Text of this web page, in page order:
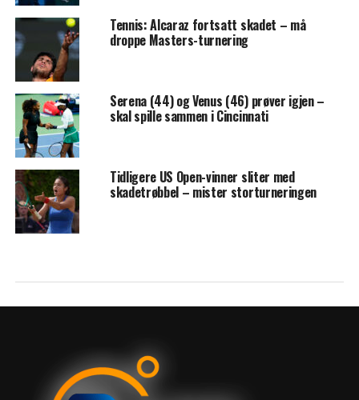
Tennis: Alcaraz fortsatt skadet – må
droppe Masters-turnering
Serena (44) og Venus (46) prøver igjen –
skal spille sammen i Cincinnati
Tidligere US Open-vinner sliter med
skadetrøbbel – mister storturneringen